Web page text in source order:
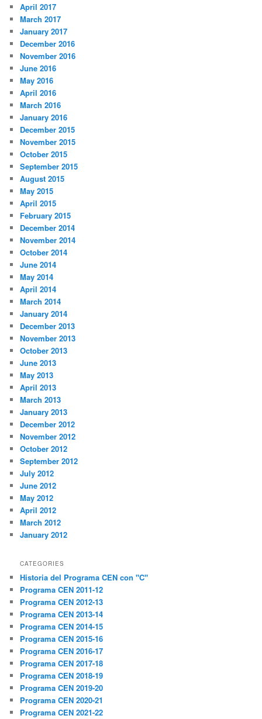
April 2017
March 2017
January 2017
December 2016
November 2016
June 2016
May 2016
April 2016
March 2016
January 2016
December 2015
November 2015
October 2015
September 2015
August 2015
May 2015
April 2015
February 2015
December 2014
November 2014
October 2014
June 2014
May 2014
April 2014
March 2014
January 2014
December 2013
November 2013
October 2013
June 2013
May 2013
April 2013
March 2013
January 2013
December 2012
November 2012
October 2012
September 2012
July 2012
June 2012
May 2012
April 2012
March 2012
January 2012
CATEGORIES
Historia del Programa CEN con "C"
Programa CEN 2011-12
Programa CEN 2012-13
Programa CEN 2013-14
Programa CEN 2014-15
Programa CEN 2015-16
Programa CEN 2016-17
Programa CEN 2017-18
Programa CEN 2018-19
Programa CEN 2019-20
Programa CEN 2020-21
Programa CEN 2021-22